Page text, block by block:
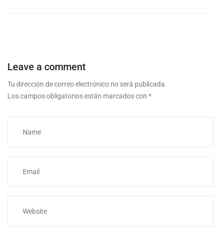
Leave a comment
Tu dirección de correo electrónico no será publicada.
Los campos obligatorios están marcados con *